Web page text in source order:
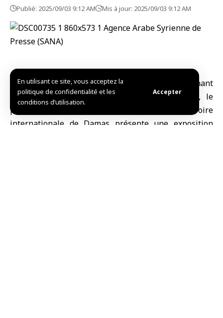
En utilisant ce site, vous acceptez la
politique de confidentialité et les
conditions d’utilisation.
Accepter
Publié: 2025/09/03 9:12 AM Mis à jour: 2025/09/03 9:12 AM
Damas – SANADans un événement unique incarnant
à la fois la créativité artistique et spirituelle, le
pavillon du ministère des Waqfs à la Foire
internationale de Damas présente une exposition